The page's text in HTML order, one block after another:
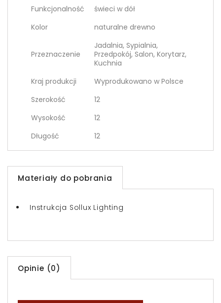
Funkcjonalność
świeci w dół
Kolor
naturalne drewno
Przeznaczenie
Jadalnia, Sypialnia,
Przedpokój, Salon, Korytarz,
Kuchnia
Kraj produkcji
Wyprodukowano w Polsce
Szerokość
12
Wysokość
12
Długość
12
Materiały do pobrania
Instrukcja Sollux Lighting
Opinie (0)